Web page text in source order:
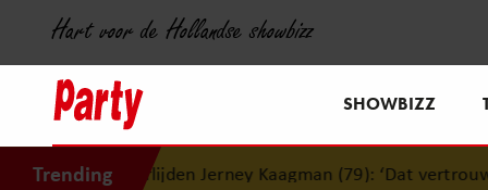
Hart voor de Hollandse showbizz
SHOWBIZZ
Trending
Jerney Kaagman (79): ‘Dat vertrouwen zal ik nooit